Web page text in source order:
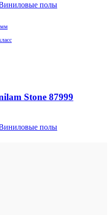
полы
Stone 87999
полы